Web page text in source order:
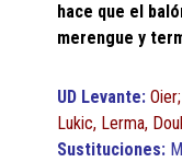
hace que el
merengue y
UD Levante:
Lukic, Lerma,
Sustituciones: